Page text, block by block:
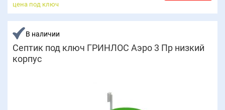
цена под ключ
В наличии
Септик под ключ ГРИНЛОС Аэро 3 Пр низкий
корпус